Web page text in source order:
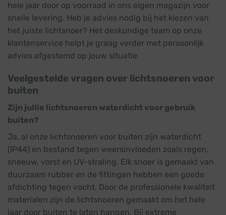
hele jaar door op voorraad in ons eigen magazijn voor
snelle levering. Heb je advies nodig bij het kiezen van
het juiste lichtsnoer? Het deskundige team op onze
klantenservice helpt je graag verder met persoonlijk
advies afgestemd op jouw situatie.
Veelgestelde vragen over lichtsnoeren voor
buiten
Zijn jullie lichtsnoeren waterdicht voor gebruik
buiten?
Ja, al onze lichtsnoeren voor buiten zijn waterdicht
(IP44) en bestand tegen weersinvloeden zoals regen,
sneeuw, vorst en UV-straling. Elk snoer is gemaakt van
duurzaam rubber en de fittingen hebben een goede
afdichting tegen vocht. Door de professionele kwaliteit
materialen zijn de lichtsnoeren gemaakt om het hele
jaar door buiten te laten hangen. Bij extreme